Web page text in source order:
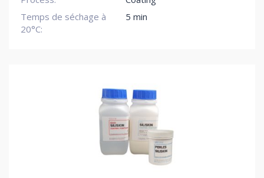
Temps de séchage à
20°C:
5 min